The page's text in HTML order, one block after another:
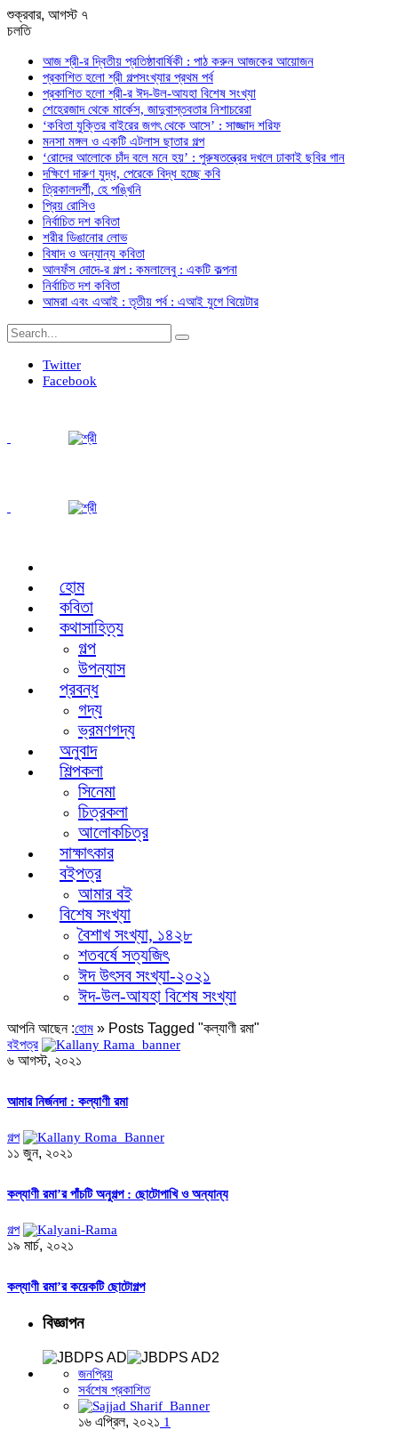
শুক্রবার, আগস্ট ৭
চলতি
আজ শ্রী-র দ্বিতীয় প্রতিষ্ঠাবার্ষিকী : পাঠ করুন আজকের আয়োজন
প্রকাশিত হলো শ্রী গল্পসংখ্যার প্রথম পর্ব
প্রকাশিত হলো শ্রী-র ঈদ-উল-আযহা বিশেষ সংখ্যা
শেহেরজাদ থেকে মার্কেস, জাদুবাস্তবতার নিশাচরেরা
‘কবিতা যুক্তির বাইরের জগৎ থেকে আসে’ : সাজ্জাদ শরিফ
মনসা মঙ্গল ও একটি এটলাস ছাতার গল্প
‘রোদের আলোকে চাঁদ বলে মনে হয়’ : পুরুষতন্ত্রের দখলে ঢাকাই ছবির গান
দক্ষিণে দারুণ যুদ্ধ, পেরেকে বিদ্ধ হচ্ছে কবি
ত্রিকালদর্শী, হে পঙ্খিনি
প্রিয় রোসিও
নির্বাচিত দশ কবিতা
শরীর ডিঙানোর লোভ
বিষাদ ও অন্যান্য কবিতা
আলফঁস দোদে-র গল্প : কমলালেবু : একটি কল্পনা
নির্বাচিত দশ কবিতা
আমরা এবং এআই : তৃতীয় পর্ব : এআই যুগে থিয়েটার
Twitter
Facebook
হোম
কবিতা
কথাসাহিত্য
গল্প
উপন্যাস
প্রবন্ধ
গদ্য
ভ্রমণগদ্য
অনুবাদ
শিল্পকলা
সিনেমা
চিত্রকলা
আলোকচিত্র
সাক্ষাৎকার
বইপত্র
আমার বই
বিশেষ সংখ্যা
বৈশাখ সংখ্যা, ১৪২৮
শতবর্ষে সত্যজিৎ
ঈদ উৎসব সংখ্যা-২০২১
ঈদ-উল-আযহা বিশেষ সংখ্যা
আপনি আছেন :হোম » Posts Tagged "কল্যাণী রমা"
বইপত্র
৬ আগস্ট, ২০২১
আমার নির্জনদা : কল্যাণী রমা
গল্প
১১ জুন, ২০২১
কল্যাণী রমা’র পাঁচটি অনুগল্প : ছোটোপাখি ও অন্যান্য
গল্প
১৯ মার্চ, ২০২১
কল্যাণী রমা’র কয়েকটি ছোটোগল্প
বিজ্ঞাপন
জনপ্রিয়
সর্বশেষ প্রকাশিত
১৬ এপ্রিল, ২০২১ 1